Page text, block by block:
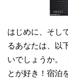
はじめに、そし
るあなたは、以
いでしょうか。
とが好き！宿泊